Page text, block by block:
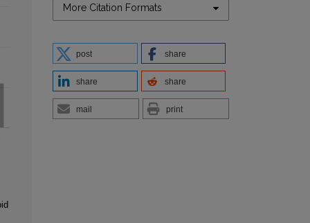
More Citation Formats
post share
share share
mail print